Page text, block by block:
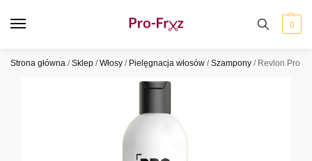
0
Strona główna /Sklep /Włosy / Pielęgnacja włosów /Szampony / Revlon Pro